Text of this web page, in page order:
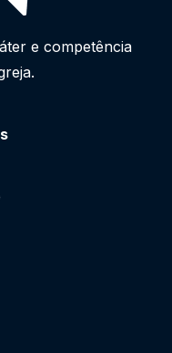
e competência